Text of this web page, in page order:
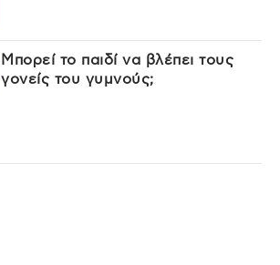
Μπορεί το παιδί να βλέπει τους
γονείς του γυμνούς;